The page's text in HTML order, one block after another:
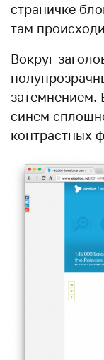
страничке
там
Вокруг
затемнением.
синем
контрастных